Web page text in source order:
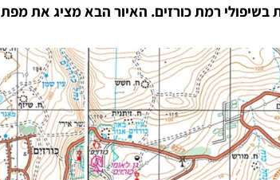
בשיפולי רמת כורזים. האיור הבא מציג את מפת